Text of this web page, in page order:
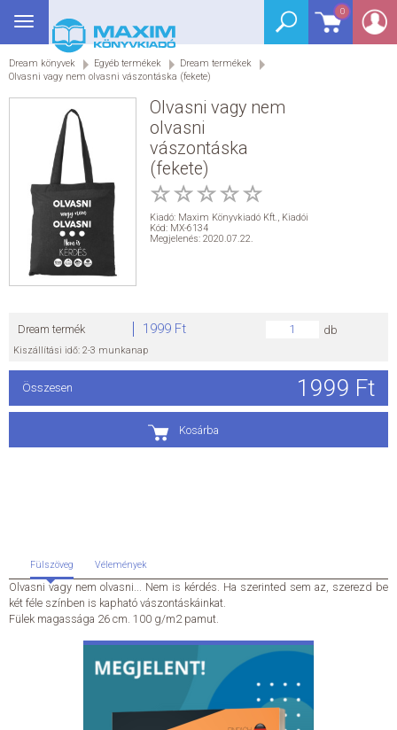
0
Toggle
navigation
Dream könyvek Egyéb termékek
Dream termékek
Olvasni vagy nem olvasni vászontáska (fekete)
Olvasni vagy nem
olvasni
vászontáska
(fekete)
Kiadó: Maxim Könyvkiadó Kft., Kiadói
Kód: MX-6134
Megjelenés: 2020.07.22.
Kosárba
Dream termék 1999 Ft db
Kiszállítási idő: 2-3 munkanap
Összesen 1999 Ft
Fülszöveg Vélemények
Olvasni vagy nem olvasni... Nem is kérdés. Ha szerinted sem az, szerezd be
két féle színben is kapható vászontáskáinkat.
Fülek magassága 26 cm. 100 g/m2 pamut.
BEJELENTKEZÉS
SEGÉDKÖNYV
NYELVKÖNYV
GRIMM SZÓTÁR
DREAM KÖNYVEK
E-KÖNYVEK
SEGÍTHETEK?
HÍREK
ÁLTALÁNOS SZERZŐDÉSI FELTÉTELEK